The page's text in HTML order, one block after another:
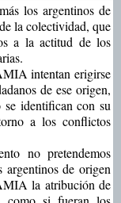
los argentinos de
la colectividad, que
a la actitud de los
intentan erigirse
de ese origen,
identifican con su
a los conflictos
no pretendemos
de origen
la atribución de